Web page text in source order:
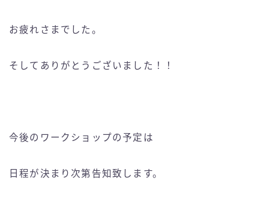
お疲れさまでした。
そしてありがとうございました！！
今後のワークショップの予定は
日程が決まり次第告知致します。